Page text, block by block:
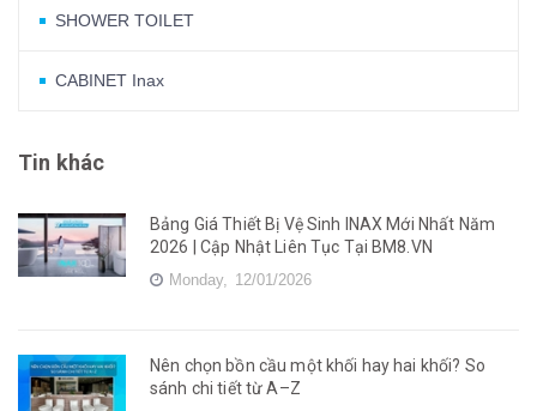
SHOWER TOILET
CABINET Inax
Tin khác
Bảng Giá Thiết Bị Vệ Sinh INAX Mới Nhất Năm
2026 | Cập Nhật Liên Tục Tại BM8.VN
Monday, 12/01/2026
Nên chọn bồn cầu một khối hay hai khối? So
sánh chi tiết từ A–Z